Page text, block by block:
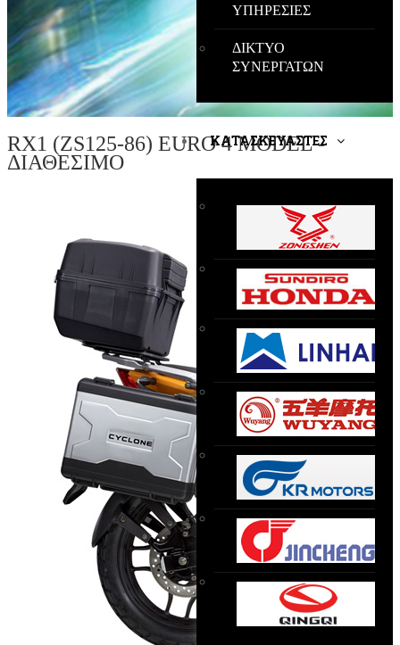
ΥΠΗΡΕΣΙΕΣ
ΔΙΚΤΥΟ
ΣΥΝΕΡΓΑΤΩΝ
ΚΑΤΑΣΚΕΥΑΣΤΕΣ
RX1 (ZS125-86) EURO 4 MODEL -
ΔΙΑΘΕΣΙΜΟ